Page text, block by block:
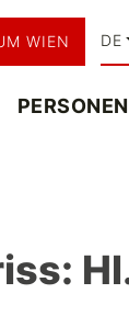
WIEN DE
PERSONEN